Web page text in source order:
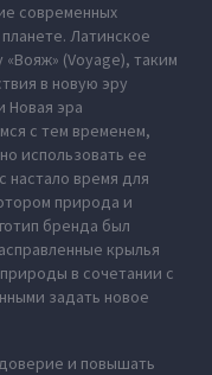
современных
Латинское
(Voyage), таким
в новую эру
Новая эра
с тем временем,
использовать ее
настало время для
природа и
бренда был
крылья
в сочетании с
задать новое
и повышать